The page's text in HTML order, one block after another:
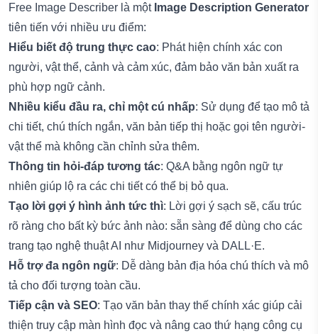
Free Image Describer là một Image Description Generator
tiên tiến với nhiều ưu điểm:
Hiểu biết độ trung thực cao: Phát hiện chính xác con
người, vật thể, cảnh và cảm xúc, đảm bảo văn bản xuất ra
phù hợp ngữ cảnh.
Nhiều kiểu đầu ra, chỉ một cú nhấp: Sử dụng để tạo mô tả
chi tiết, chú thích ngắn, văn bản tiếp thị hoặc gọi tên người-
vật thể mà không cần chỉnh sửa thêm.
Thông tin hỏi-đáp tương tác: Q&A bằng ngôn ngữ tự
nhiên giúp lộ ra các chi tiết có thể bị bỏ qua.
Tạo lời gợi ý hình ảnh tức thì: Lời gợi ý sạch sẽ, cấu trúc
rõ ràng cho bất kỳ bức ảnh nào: sẵn sàng để dùng cho các
trang tạo nghệ thuật AI như Midjourney và DALL·E.
Hỗ trợ đa ngôn ngữ: Dễ dàng bản địa hóa chú thích và mô
tả cho đối tượng toàn cầu.
Tiếp cận và SEO: Tạo văn bản thay thế chính xác giúp cải
thiện truy cập màn hình đọc và nâng cao thứ hạng công cụ